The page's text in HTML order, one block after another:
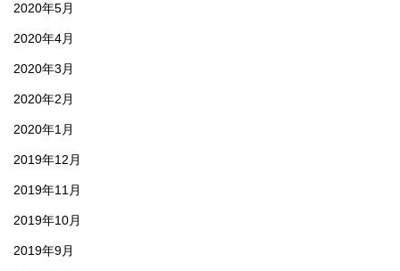
2020年5月
2020年4月
2020年3月
2020年2月
2020年1月
2019年12月
2019年11月
2019年10月
2019年9月